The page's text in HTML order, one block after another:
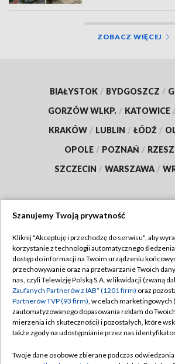
ZOBACZ WIĘCEJ
BIAŁYSTOK / BYDGOSZCZ /
GORZÓW WLKP. / KATOWICE
KRAKÓW / LUBLIN / ŁÓDŹ /
OPOLE / POZNAŃ /
SZCZECIN / WARSZAWA /
TVP
Abonament TVP
Emisja w TVP
Centrum informacji TVP
Naziemna Telewizja Cyfrowa
Regulamin TVP
Polityka
Moje zgody
Pomoc
Szanujemy Twoją prywatność
Kliknij "Akceptuję i przechodzę do serwisu", aby
korzystanie z technologii automatycznego
dostęp do informacji na Twoim urządzeniu
przechowywanie oraz na przetwarzanie Twoich
nas, czyli Telewizję Polską S.A. w likwidacji (zwaną
Zaufanych Partnerów z IAB* (1201 firm) oraz
Partnerów TVP (93 firm), w celach marketingowych
zautomatyzowanego dopasowania reklam do
mierzenia ich skuteczności) i pozostałych, które
także zgody na udostępnianie przez nas
Twoje dane osobowe zbierane podczas